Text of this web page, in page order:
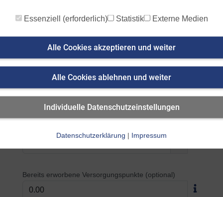
Renteneintrittsalter
Bereits erworbene Versorgungspunkte (optional)
Essenziell (erforderlich) Statistik Externe Medien
Alle Cookies akzeptieren und weiter
Alle Cookies ablehnen und weiter
Individuelle Datenschutzeinstellungen
Datenschutzerklärung | Impressum